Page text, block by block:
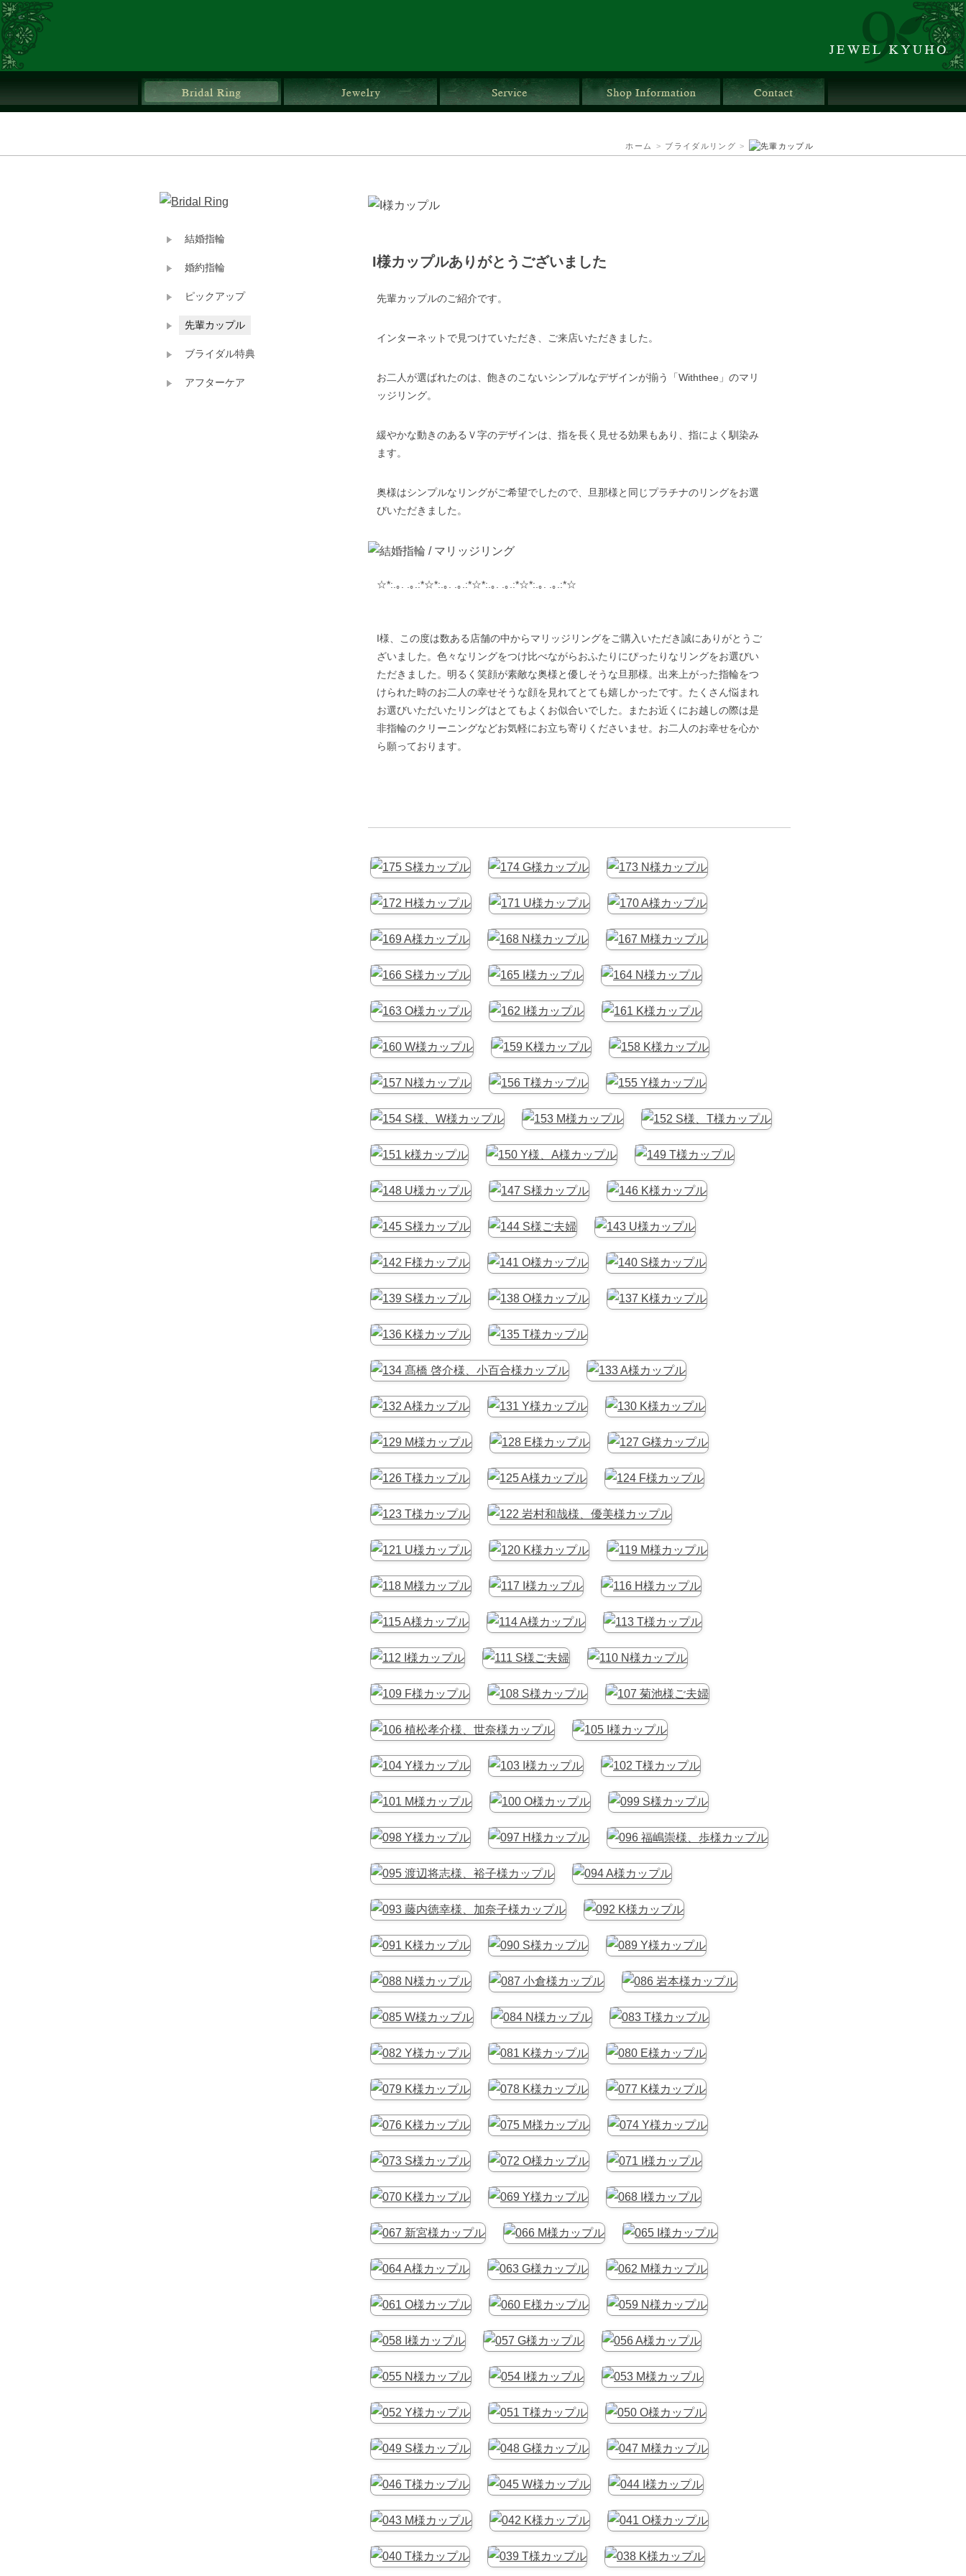
ブライダルリング ジュエリー サービス 店舗情報
ホーム > ブライダルリング >
I様カップルありがとうございました
先輩カップルのご紹介です。
インターネットで見つけていただき、ご来店いただきました。
お二人が選ばれたのは、飽きのこないシンプルなデザインが揃う「Withthee」のマリ
ッジリング。
緩やかな動きのあるＶ字のデザインは、指を長く見せる効果もあり、指によく馴染み
ます。
奥様はシンプルなリングがご希望でしたので、旦那様と同じプラチナのリングをお選
びいただきました。
☆*:.｡. .｡.:*☆*:.｡. .｡.:*☆*:.｡. .｡.:*☆*:.｡. .｡.:*☆
I様、この度は数ある店舗の中からマリッジリングをご購入いただき誠にありがとうご
ざいました。色々なリングをつけ比べながらおふたりにぴったりなリングをお選びい
ただきました。明るく笑顔が素敵な奥様と優しそうな旦那様。出来上がった指輪をつ
けられた時のお二人の幸せそうな顔を見れてとても嬉しかったです。たくさん悩まれ
お選びいただいたリングはとてもよくお似合いでした。またお近くにお越しの際は是
非指輪のクリーニングなどお気軽にお立ち寄りくださいませ。お二人のお幸せを心か
ら願っております。
結婚指輪
婚約指輪
ピックアップ
先輩カップル
ブライダル特典
アフターケア